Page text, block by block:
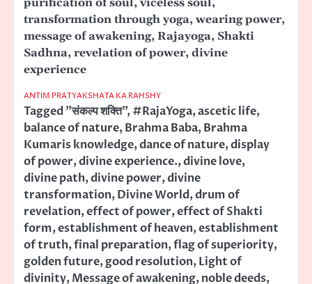
transformation through yoga, wearing power,
message of awakening, Rajayoga, Shakti
Sadhna, revelation of power, divine
experience
ANTIM PRATYAKSHATA KA RAHSHY
Tagged"संकल्प शक्ति",#RajaYoga,ascetic life,
balance of nature,Brahma Baba,Brahma
Kumaris knowledge,dance of nature,display
of power,divine experience.,divine love,
divine path,divine power,divine
transformation,Divine World,drum of
revelation,effect of power,effect of Shakti
form,establishment of heaven,establishment
of truth,final preparation,flag of superiority,
golden future,good resolution,Light of
divinity,Message of awakening,noble deeds,